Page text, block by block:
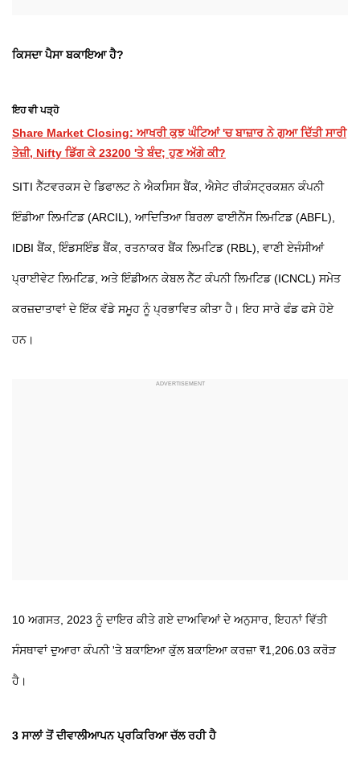
ਕਿਸਦਾ ਪੈਸਾ ਬਕਾਇਆ ਹੈ?
ਇਹ ਵੀ ਪੜ੍ਹੋ
Share Market Closing: ਆਖਰੀ ਕੁਝ ਘੰਟਿਆਂ 'ਚ ਬਾਜ਼ਾਰ ਨੇ ਗੁਆ ਦਿੱਤੀ ਸਾਰੀ
ਤੇਜ਼ੀ, Nifty ਡਿੱਗ ਕੇ 23200 'ਤੇ ਬੰਦ; ਹੁਣ ਅੱਗੇ ਕੀ?
SITI ਨੈੱਟਵਰਕਸ ਦੇ ਡਿਫਾਲਟ ਨੇ ਐਕਸਿਸ ਬੈਂਕ, ਐਸੇਟ ਰੀਕੰਸਟ੍ਰਕਸ਼ਨ ਕੰਪਨੀ
ਇੰਡੀਆ ਲਿਮਟਿਡ (ARCIL), ਆਦਿਤਿਆ ਬਿਰਲਾ ਫਾਈਨੈਂਸ ਲਿਮਟਿਡ (ABFL),
IDBI ਬੈਂਕ, ਇੰਡਸਇੰਡ ਬੈਂਕ, ਰਤਨਾਕਰ ਬੈਂਕ ਲਿਮਟਿਡ (RBL), ਵਾਣੀ ਏਜੰਸੀਆਂ
ਪ੍ਰਾਈਵੇਟ ਲਿਮਟਿਡ, ਅਤੇ ਇੰਡੀਅਨ ਕੇਬਲ ਨੈੱਟ ਕੰਪਨੀ ਲਿਮਟਿਡ (ICNCL) ਸਮੇਤ
ਕਰਜ਼ਦਾਤਾਵਾਂ ਦੇ ਇੱਕ ਵੱਡੇ ਸਮੂਹ ਨੂੰ ਪ੍ਰਭਾਵਿਤ ਕੀਤਾ ਹੈ। ਇਹ ਸਾਰੇ ਫੰਡ ਫਸੇ ਹੋਏ
ਹਨ।
10 ਅਗਸਤ, 2023 ਨੂੰ ਦਾਇਰ ਕੀਤੇ ਗਏ ਦਾਅਵਿਆਂ ਦੇ ਅਨੁਸਾਰ, ਇਹਨਾਂ ਵਿੱਤੀ
ਸੰਸਥਾਵਾਂ ਦੁਆਰਾ ਕੰਪਨੀ 'ਤੇ ਬਕਾਇਆ ਕੁੱਲ ਬਕਾਇਆ ਕਰਜ਼ਾ ₹1,206.03 ਕਰੋੜ
ਹੈ।
3 ਸਾਲਾਂ ਤੋਂ ਦੀਵਾਲੀਆਪਨ ਪ੍ਰਕਿਰਿਆ ਚੱਲ ਰਹੀ ਹੈ